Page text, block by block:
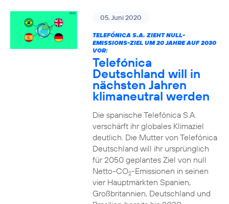
05. Juni 2020
TELEFÓNICA S.A. ZIEHT NULL-
EMISSIONS-ZIEL UM 20 JAHRE AUF 2030
VOR:
Telefónica
Deutschland will in
nächsten Jahren
klimaneutral werden
Die spanische Telefónica S.A.
verschärft ihr globales Klimaziel
deutlich. Die Mutter von Telefónica
Deutschland will ihr ursprünglich
für 2050 geplantes Ziel von null
Netto-CO2-Emissionen in seinen
vier Hauptmärkten Spanien,
Großbritannien, Deutschland und